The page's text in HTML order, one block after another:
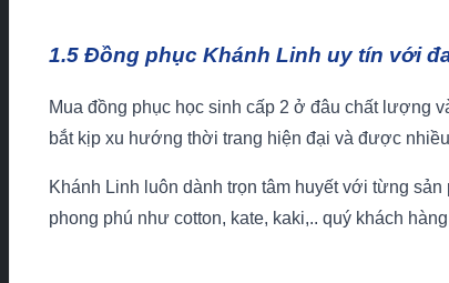
1.5 Đồng phục Khánh Linh uy tín với
Mua đồng phục học sinh cấp 2 ở đâu chất lượng
bắt kịp xu hướng thời trang hiện đại và được
Khánh Linh luôn dành trọn tâm huyết với từng
phong phú như cotton, kate, kaki,.. quý khách